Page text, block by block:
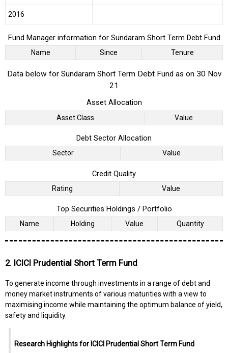
2016
Fund Manager information for Sundaram Short Term Debt Fund
Name Since Tenure
Data below for Sundaram Short Term Debt Fund as on 30 Nov
21
Asset Allocation
Asset Class Value
Debt Sector Allocation
Sector Value
Credit Quality
Rating Value
Top Securities Holdings / Portfolio
Name Holding Value Quantity
2. ICICI Prudential Short Term Fund
To generate income through investments in a range of debt and
money market instruments of various maturities with a view to
maximising income while maintaining the optimum balance of yield,
safety and liquidity.
Research Highlights for ICICI Prudential Short Term Fund